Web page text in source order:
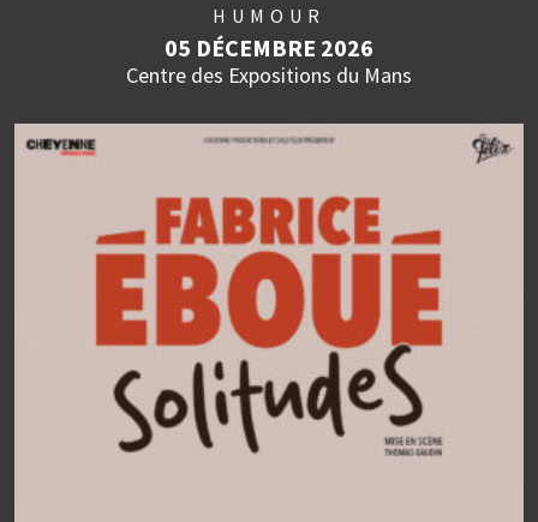
HUMOUR
05 DÉCEMBRE 2026
Centre des Expositions du Mans